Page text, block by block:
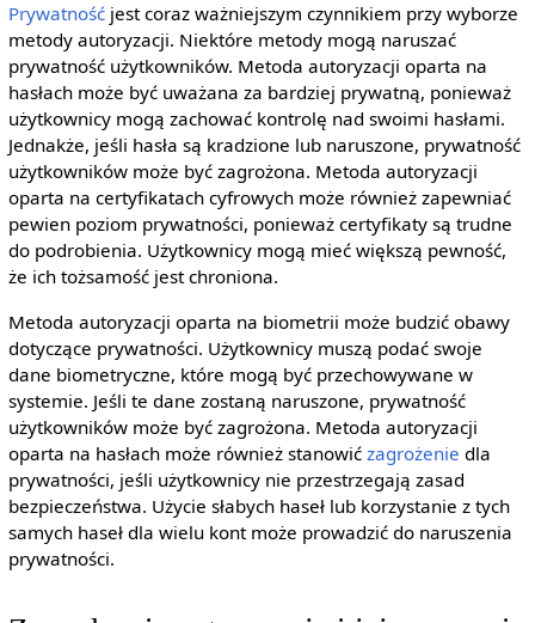
Prywatnośćjest coraz ważniejszym czynnikiem przy wyborze
metody autoryzacji. Niektóre metody mogą naruszać
prywatność użytkowników. Metoda autoryzacji oparta na
hasłach może być uważana za bardziej prywatną, ponieważ
użytkownicy mogą zachować kontrolę nad swoimi hasłami.
Jednakże, jeśli hasła są kradzione lub naruszone, prywatność
użytkowników może być zagrożona. Metoda autoryzacji
oparta na certyfikatach cyfrowych może również zapewniać
pewien poziom prywatności, ponieważ certyfikaty są trudne
do podrobienia. Użytkownicy mogą mieć większą pewność,
że ich tożsamość jest chroniona.
Metoda autoryzacji oparta na biometrii może budzić obawy
dotyczące prywatności. Użytkownicy muszą podać swoje
dane biometryczne, które mogą być przechowywane w
systemie. Jeśli te dane zostaną naruszone, prywatność
użytkowników może być zagrożona. Metoda autoryzacji
oparta na hasłach może również stanowić zagrożenie dla
prywatności, jeśli użytkownicy nie przestrzegają zasad
bezpieczeństwa. Użycie słabych haseł lub korzystanie z tych
samych haseł dla wielu kont może prowadzić do naruszenia
prywatności.